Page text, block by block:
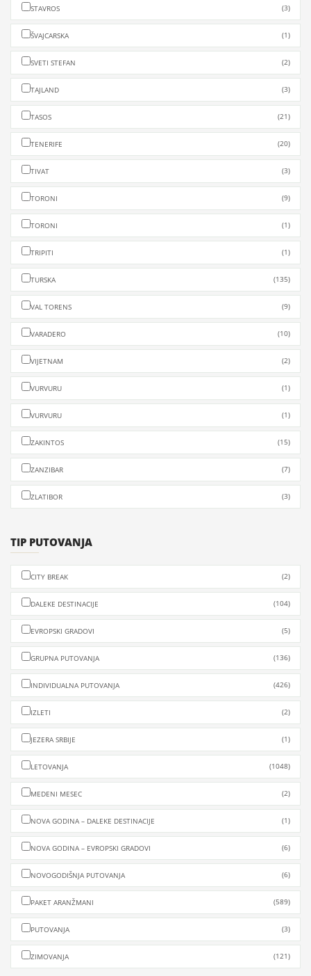
STAVROS (3)
ŠVAJCARSKA (1)
SVETI STEFAN (2)
TAJLAND (3)
TASOS (21)
TENERIFE (20)
TIVAT (3)
TORONI (9)
TORONI (1)
TRIPITI (1)
TURSKA (135)
VAL TORENS (9)
VARADERO (10)
VIJETNAM (2)
VURVURU (1)
VURVURU (1)
ZAKINTOS (15)
ZANZIBAR (7)
ZLATIBOR (3)
TIP PUTOVANJA
CITY BREAK (2)
DALEKE DESTINACIJE (104)
EVROPSKI GRADOVI (5)
GRUPNA PUTOVANJA (136)
INDIVIDUALNA PUTOVANJA (426)
IZLETI (2)
JEZERA SRBIJE (1)
LETOVANJA (1048)
MEDENI MESEC (2)
NOVA GODINA – DALEKE DESTINACIJE (1)
NOVA GODINA – EVROPSKI GRADOVI (6)
NOVOGODIŠNJA PUTOVANJA (6)
PAKET ARANŽMANI (589)
PUTOVANJA (3)
ZIMOVANJA (121)